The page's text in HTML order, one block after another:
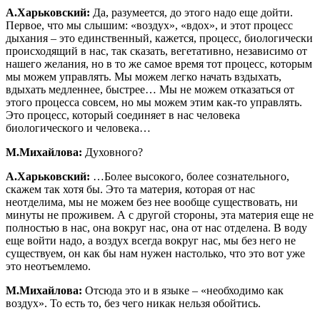
А.Харьковский: Да, разумеется, до этого надо еще дойти.
Первое, что мы слышим: «воздух», «вдох», и этот процесс
дыхания – это единственный, кажется, процесс, биологически
происходящий в нас, так сказать, вегетативно, независимо от
нашего желания, но в то же самое время тот процесс, которым
мы можем управлять. Мы можем легко начать вздыхать,
вдыхать медленнее, быстрее… Мы не можем отказаться от
этого процесса совсем, но мы можем этим как-то управлять.
Это процесс, который соединяет в нас человека
биологического и человека…
М.Михайлова: Духовного?
А.Харьковский: …Более высокого, более сознательного,
скажем так хотя бы. Это та материя, которая от нас
неотделима, мы не можем без нее вообще существовать, ни
минуты не проживем. А с другой стороны, эта материя еще не
полностью в нас, она вокруг нас, она от нас отделена. В воду
еще войти надо, а воздух всегда вокруг нас, мы без него не
существуем, он как бы нам нужен настолько, что это вот уже
это неотъемлемо.
М.Михайлова: Отсюда это и в языке – «необходимо как
воздух». То есть то, без чего никак нельзя обойтись.